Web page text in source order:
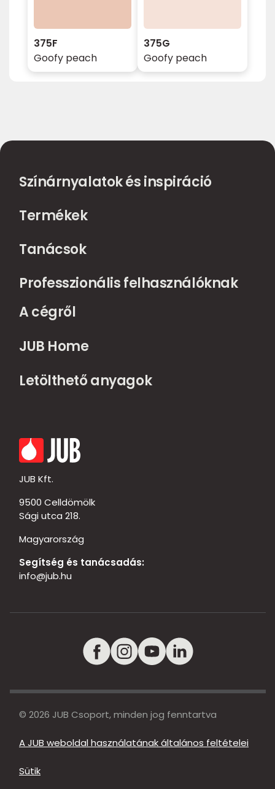
375F
Goofy peach
375G
Goofy peach
Színárnyalatok és inspiráció
Termékek
Tanácsok
Professzionális felhasználóknak
A cégről
JUB Home
Letölthető anyagok
JUB Kft.
9500 Celldömölk
Sági utca 218.
Magyarország
Segítség és tanácsadás:
info@jub.hu
© 2026 JUB Csoport, minden jog fenntartva
A JUB weboldal használatának általános feltételei
Sütik